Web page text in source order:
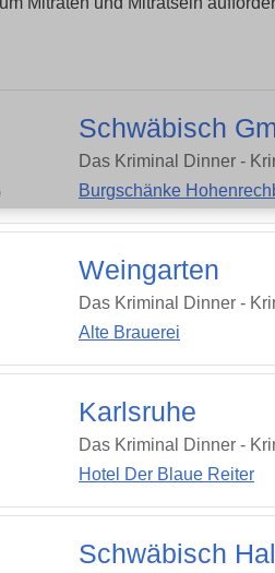
Schwäbisch
Das Kriminal Dinner -
Burgschänke
Weingarten
Das Kriminal Dinner -
Alte Brauerei
Karlsruhe
Das Kriminal Dinner -
Hotel Der Blaue Reiter
Schwäbisch Hall